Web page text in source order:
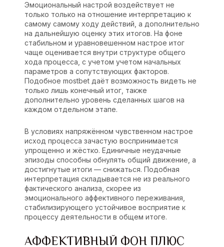
Эмоциональный настрой воздействует не
только только на отношение интерпретацию к
самому самому ходу действий, а дополнительно
на дальнейшую оценку этих итогов. На фоне
стабильном и уравновешенном настрое итог
чаще оценивается внутри структуре общего
хода процесса, с учетом учетом начальных
параметров а сопутствующих факторов.
Подобное mostbet даёт возможность видеть не
только лишь конечный итог, также
дополнительно уровень сделанных шагов на
каждом отдельном этапе.
В условиях напряжённом чувственном настрое
исход процесса зачастую воспринимается
упрощенно и жёстко. Единичные неудачные
эпизоды способны обнулять общий движение, а
достигнутые итоги — снижаться. Подобная
интерпретация складывается не из реального
фактического анализа, скорее из
эмоционального аффективного переживания,
стабилизирующего устойчивое восприятие к
процессу деятельности в общем итоге.
АФФЕКТИВНЫЙ ФОН ПЛЮС